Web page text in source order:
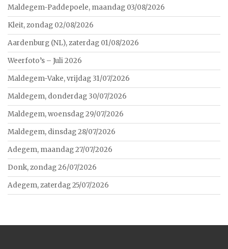
Maldegem-Paddepoele, maandag 03/08/2026
Kleit, zondag 02/08/2026
Aardenburg (NL), zaterdag 01/08/2026
Weerfoto’s – Juli 2026
Maldegem-Vake, vrijdag 31/07/2026
Maldegem, donderdag 30/07/2026
Maldegem, woensdag 29/07/2026
Maldegem, dinsdag 28/07/2026
Adegem, maandag 27/07/2026
Donk, zondag 26/07/2026
Adegem, zaterdag 25/07/2026